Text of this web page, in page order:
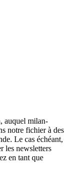
auquel milan-
notre fichier à des
Le cas échéant,
les newsletters
en tant que